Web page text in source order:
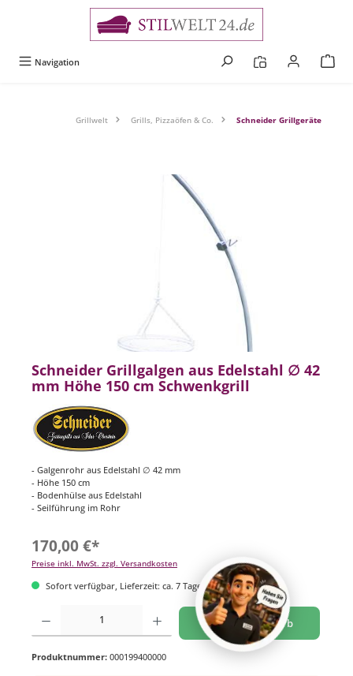
Navigation
Grillwelt Grills, Pizzaöfen & Co. Schneider Grillgeräte
Schneider Grillgalgen aus Edelstahl ∅ 42
mm Höhe 150 cm Schwenkgrill
- Galgenrohr aus Edelstahl ∅ 42 mm
- Höhe 150 cm
- Bodenhülse aus Edelstahl
- Seilführung im Rohr
170,00 €*
Preise inkl. MwSt. zzgl. Versandkosten
Sofort verfügbar, Lieferzeit: ca. 7 Tage
Produkt Anzahl: Gib den gewünschten Wert ein oder benutze die Schaltflächen um
In den Warenkorb
Produktnummer: 000199400000